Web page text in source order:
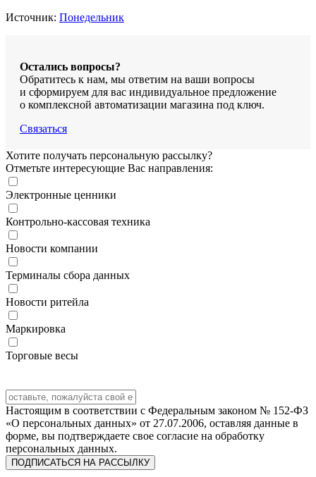
Источник: Понедельник
Остались вопросы?
Обратитесь к нам, мы ответим на ваши вопросы
и сформируем для вас индивидуальное предложение
о комплексной автоматизации магазина под ключ.
Связаться
Хотите получать персональную рассылку?
Отметьте интересующие Вас направления:
Электронные ценники
Контрольно-кассовая техника
Новости компании
Терминалы сбора данных
Новости ритейла
Маркировка
Торговые весы
Настоящим в соответствии с Федеральным законом № 152-ФЗ
«О персональных данных» от 27.07.2006, оставляя данные в
форме, вы подтверждаете свое согласие на обработку
персональных данных.
ПОДПИСАТЬСЯ НА РАССЫЛКУ